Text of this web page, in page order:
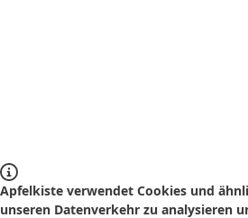
Apfelkiste verwendet Cookies und
unseren Datenverkehr zu analysieren